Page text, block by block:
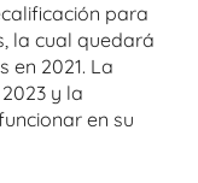
para
la cual quedará
en 2021. La
y la
en su